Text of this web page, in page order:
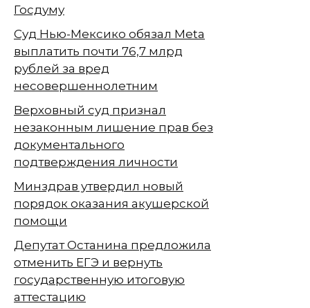
Госдуму
Суд Нью-Мексико обязал Meta
выплатить почти 76,7 млрд
рублей за вред
несовершеннолетним
Верховный суд признал
незаконным лишение прав без
документального
подтверждения личности
Минздрав утвердил новый
порядок оказания акушерской
помощи
Депутат Останина предложила
отменить ЕГЭ и вернуть
государственную итоговую
аттестацию